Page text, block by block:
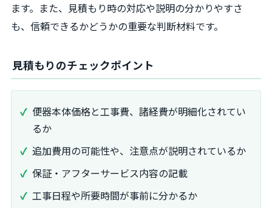
ます。また、見積もり時の対応や説明の分かりやすさ
も、信頼できるかどうかの重要な判断材料です。
見積もりのチェックポイント
便器本体価格と工事費、諸経費が明細化されてい
るか
追加費用の可能性や、注意点が説明されているか
保証・アフターサービス内容の記載
工事日程や所要時間が事前に分かるか